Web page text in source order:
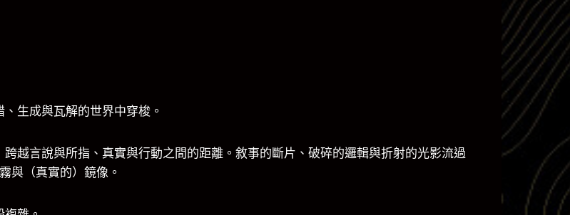
生成與瓦解的世界中穿梭。
越言說與所指、真實與行動之間的距離。敘事的斷片、破碎的邏輯與折射的光影流過
與（真實的）鏡像。